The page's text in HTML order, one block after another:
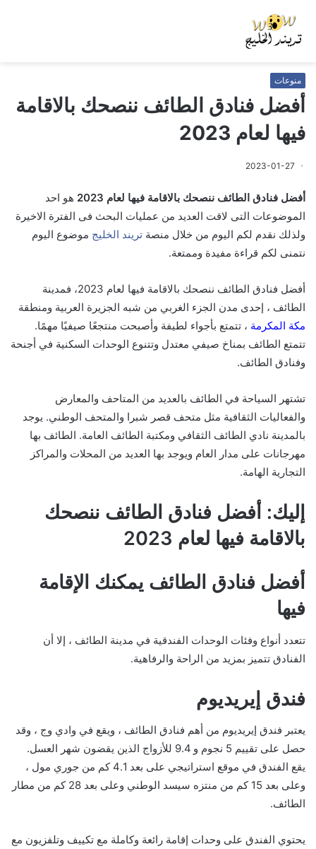
منوعات
أفضل فنادق الطائف ننصحك بالاقامة
فيها لعام 2023
2023-01-27
أفضل فنادق الطائف ننصحك بالاقامة فيها لعام 2023
هو احد
الموضوعات التى لاقت العديد من عمليات البحث فى الفترة الاخيرة
ولذلك نقدم لكم اليوم من خلال منصة تريند الخليج موضوع اليوم
نتمنى لكم قراءة مفيدة وممتعة.
أفضل فنادق الطائف ننصحك بالاقامة فيها لعام 2023، فمدينة
الطائف ، إحدى مدن الجزء الغربي من شبه الجزيرة العربية ومنطقة
مكة المكرمة ، تتمتع بأجواء لطيفة وأصبحت منتجعًا صيفيًا مهمًا.
تتمتع الطائف بمناخ صيفي معتدل وتتنوع الوحدات السكنية في أجنحة
وفنادق الطائف.
تشتهر السياحة في الطائف بالعديد من المتاحف والمعارض
والفعاليات الثقافية مثل متحف قصر شبرا والمتحف الوطني. يوجد
بالمدينة نادي الطائف الثقافي ومكتبة الطائف العامة. الطائف بها
مهرجانات على مدار العام ويوجد بها العديد من المحلات والمراكز
التجارية الهامة.
إليك: أفضل فنادق الطائف ننصحك
بالاقامة فيها لعام 2023
أفضل فنادق الطائف يمكنك الإقامة
فيها
تتعدد أنواع وفئات الوحدات الفندقية في مدينة الطائف ، إلا أن
الفنادق تتميز بمزيد من الراحة والرفاهية.
فندق إيريديوم
يعتبر فندق إيريديوم من أهم فنادق الطائف ، ويقع في وادي وج ، وقد
حصل على تقييم 5 نجوم و 9.4 للأزواج الذين يقضون شهر العسل.
يقع الفندق في موقع استراتيجي على بعد 4.1 كم من جوري مول ،
وعلى بعد 15 كم من منتزه سيسد الوطني وعلى بعد 28 كم من مطار
الطائف.
يحتوي الفندق على وحدات إقامة رائعة وكاملة مع تكييف وتلفزيون مع